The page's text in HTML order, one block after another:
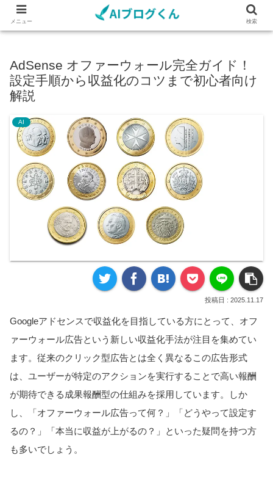
AdSense オファーウォール完全ガイド！
設定手順から収益化のコツまで初心者向け
解説
AI
2025.11.17
Googleアドセンスで収益化を目指している方にとって、オフ
ァーウォール広告という新しい収益化手法が注目を集めてい
ます。従来のクリック型広告とは全く異なるこの広告形式
は、ユーザーが特定のアクションを実行することで高い報酬
が期待できる成果報酬型の仕組みを採用しています。しか
し、「オファーウォール広告って何？」「どうやって設定す
るの？」「本当に収益が上がるの？」といった疑問を持つ方
も多いでしょう。
メニュー 検索